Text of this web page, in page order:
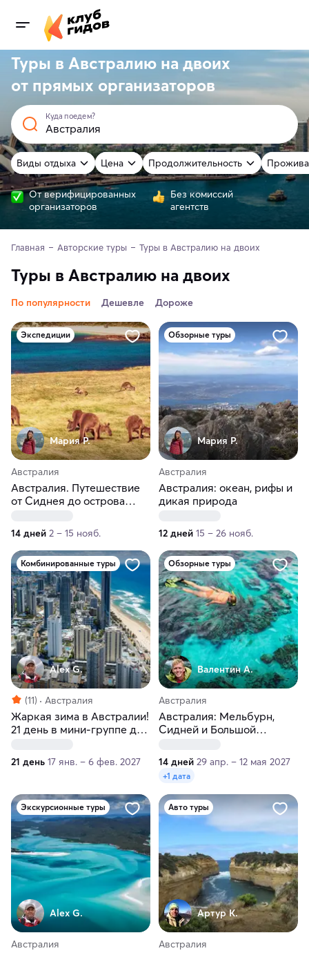
Туры в Австралию на двоих
от прямых организаторов
Куда поедем?
Виды отдыха Цена Продолжительность
От верифицированных
организаторов
Без комиссий
агентств
Главная Авторские туры Туры в Австралию на двоих
Туры в Австралию на двоих
По популярности Дешевле Дороже
Экспедиции
Мария Р.
Австралия
Австралия. Путешествие
от Сиднея до острова
14 дней 2 – 15 нояб.
Обзорные туры
Мария Р.
Австралия
Австралия: океан, рифы и
дикая природа
12 дней 15 – 26 нояб.
Комбинированные туры
Alex G.
(11) Австралия
Жаркая зима в Австралии!
21 день в мини-группе до
21 день 17 янв. – 6 фев. 2027
Обзорные туры
Валентин А.
Австралия
Австралия: Мельбурн,
Сидней и Большой
14 дней 29 апр. – 12 мая 2027
+1 дата
Экскурсионные туры
Alex G.
Австралия
Авто туры
Артур К.
Австралия